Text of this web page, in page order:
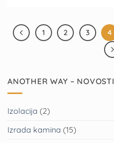
ANOTHER WAY – NOVOSTI
Izolacija (2)
Izrada kamina (15)
1 2 3 4